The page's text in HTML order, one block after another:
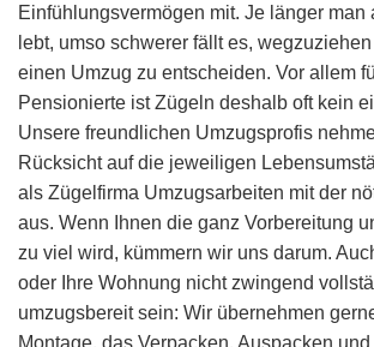
Einfühlungsvermögen mit. Je länger man
lebt, umso schwerer fällt es,
einen Umzug zu entscheiden. Vor allem
Pensionierte ist Zügeln deshalb oft kein
Unsere freundlichen Umzugsprofis
Rücksicht auf die jeweiligen
als Zügelfirma Umzugsarbeiten mit der
aus. Wenn Ihnen die ganz Vorbereitung
zu viel wird, kümmern wir uns darum.
oder Ihre Wohnung nicht zwingend
umzugsbereit sein: Wir übernehmen
Montage, das Verpacken, Auspacken